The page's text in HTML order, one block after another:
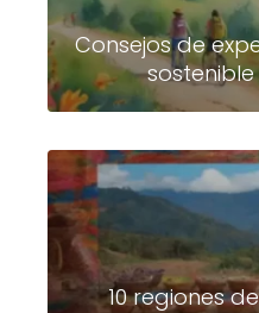
Consejos de
10 regiones